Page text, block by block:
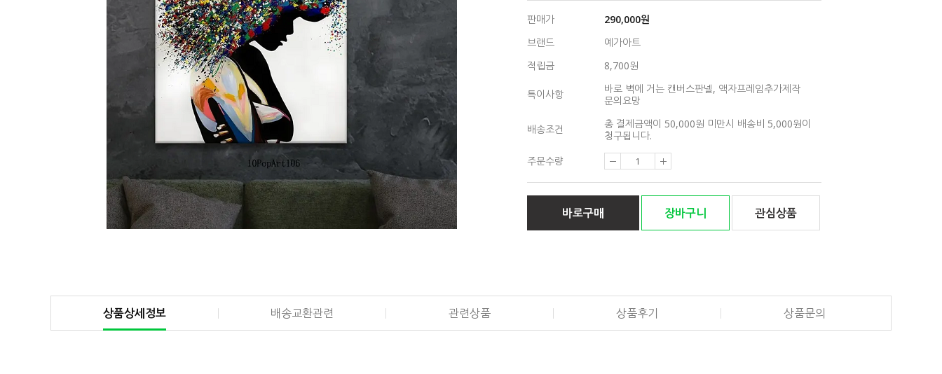
판매가 290,000원
브랜드
예가아트
적립금
8,700원
특이사항
바로 벽에 거는 캔버스판넬, 액자프레임추가제작
문의요망
배송조건
총 결제금액이 50,000원 미만시 배송비 5,000원이
청구됩니다.
주문수량
바로구매 장바구니 관심상품
상품상세정보 배송교환관련 관련상품 상품후기 상품문의